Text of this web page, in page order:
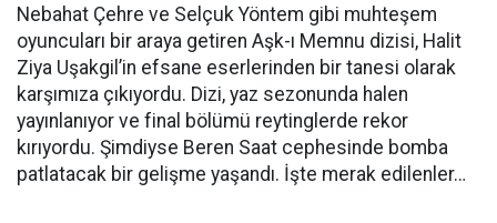
Nebahat Çehre ve Selçuk Yöntem gibi muhteşem
oyuncuları bir araya getiren Aşk-ı Memnu dizisi, Halit
Ziya Uşakgil’in efsane eserlerinden bir tanesi olarak
karşımıza çıkıyordu. Dizi, yaz sezonunda halen
yayınlanıyor ve final bölümü reytinglerde rekor
kırıyordu. Şimdiyse Beren Saat cephesinde bomba
patlatacak bir gelişme yaşandı. İşte merak edilenler…